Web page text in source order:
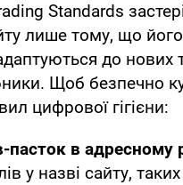
Standards
лише тому, що
до нових
Щоб безпечно
цифрової гігієни:
пасток в адресному
у назві сайту,